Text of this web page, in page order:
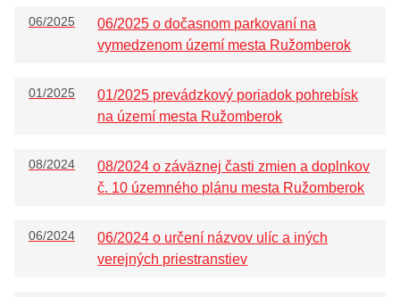
06/2025
06/2025 o dočasnom parkovaní na
vymedzenom území mesta Ružomberok
01/2025
01/2025 prevádzkový poriadok pohrebísk
na území mesta Ružomberok
08/2024
08/2024 o záväznej časti zmien a doplnkov
č. 10 územného plánu mesta Ružomberok
06/2024
06/2024 o určení názvov ulíc a iných
verejných priestranstiev